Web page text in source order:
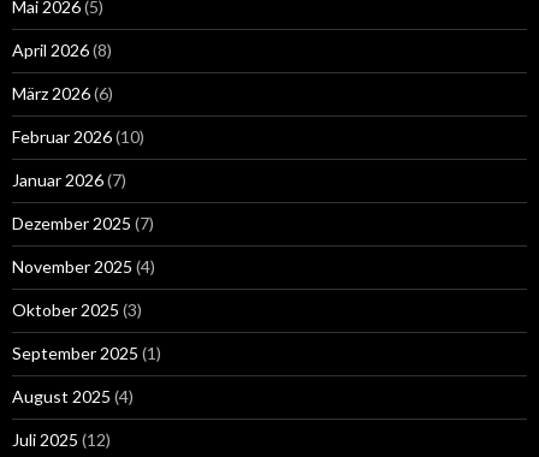
Mai 2026(5)
April 2026(8)
März 2026(6)
Februar 2026(10)
Januar 2026(7)
Dezember 2025 (7)
November 2025 (4)
Oktober 2025 (3)
September 2025 (1)
August 2025 (4)
Juli 2025 (12)